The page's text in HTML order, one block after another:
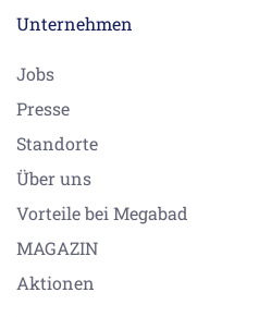
Unternehmen
Jobs
Presse
Standorte
Über uns
Vorteile bei Megabad
MAGAZIN
Aktionen